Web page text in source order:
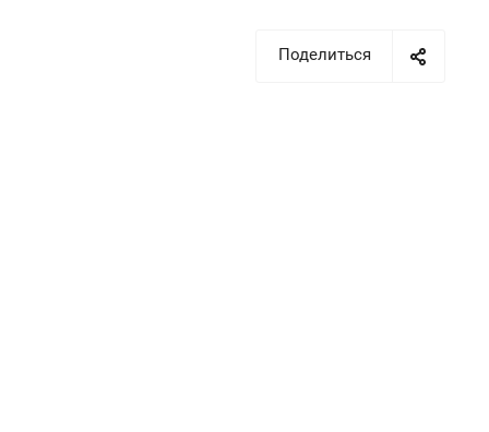
Поделиться